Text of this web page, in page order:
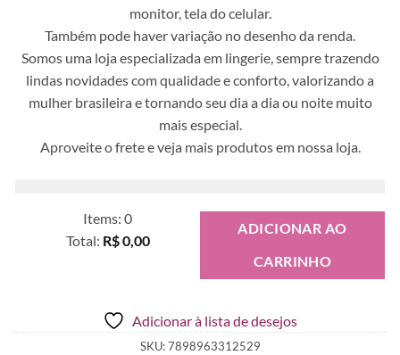
monitor, tela do celular.
Também pode haver variação no desenho da renda.
Somos uma loja especializada em lingerie, sempre trazendo
lindas novidades com qualidade e conforto, valorizando a
mulher brasileira e tornando seu dia a dia ou noite muito
mais especial.
Aproveite o frete e veja mais produtos em nossa loja.
Items: 0
Total: R$ 0,00
ADICIONAR AO
CARRINHO
Adicionar à lista de desejos
SKU:7898963312529